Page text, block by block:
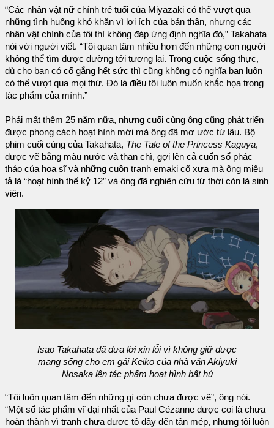
“Các nhân vật nữ chính trẻ tuổi của Miyazaki có thể vượt qua
những tình huống khó khăn vì lợi ích của bản thân, nhưng các
nhân vật chính của tôi thì không đáp ứng định nghĩa đó,” Takahata
nói với người viết. “Tôi quan tâm nhiều hơn đến những con người
không thể tìm được đường tới tương lai. Trong cuộc sống thực,
dù cho bạn có cố gắng hết sức thì cũng không có nghĩa bạn luôn
có thể vượt qua mọi thứ. Đó là điều tôi luôn muốn khắc họa trong
tác phẩm của mình.”
Phải mất thêm 25 năm nữa, nhưng cuối cùng ông cũng phát triển
được phong cách hoạt hình mới mà ông đã mơ ước từ lâu. Bộ
phim cuối cùng của Takahata, The Tale of the Princess Kaguya,
được vẽ bằng màu nước và than chì, gợi lên cả cuốn sổ phác
thảo của họa sĩ và những cuộn tranh emaki cổ xưa mà ông miêu
tả là “hoạt hình thế kỷ 12” và ông đã nghiên cứu từ thời còn là sinh
viên.
Isao Takahata đã đưa lời xin lỗi vì không giữ được
mạng sống cho em gái Keiko của nhà văn Akiyuki
Nosaka lên tác phẩm hoạt hình bất hủ
“Tôi luôn quan tâm đến những gì còn chưa được vẽ”, ông nói.
“Một số tác phẩm vĩ đại nhất của Paul Cézanne được coi là chưa
hoàn thành vì tranh chưa được tô đầy đến tận mép, nhưng tôi luôn